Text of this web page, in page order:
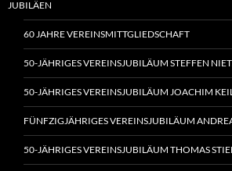
JUBILÄEN
60 JAHRE VEREINSMITTGLIEDSCHAFT
50-JÄHRIGES VEREINSJUBILÄUM STEFFEN
50-JÄHRIGES VEREINSJUBILÄUM JOACHIM KEIL
FÜNFZIGJÄHRIGES VEREINSJUBILÄUM
50-JÄHRIGES VEREINSJUBILÄUM THOMAS